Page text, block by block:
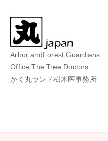
Arbor andForest Guardians
Office.The Tree Doctors
かく丸ランド樹木医事務所